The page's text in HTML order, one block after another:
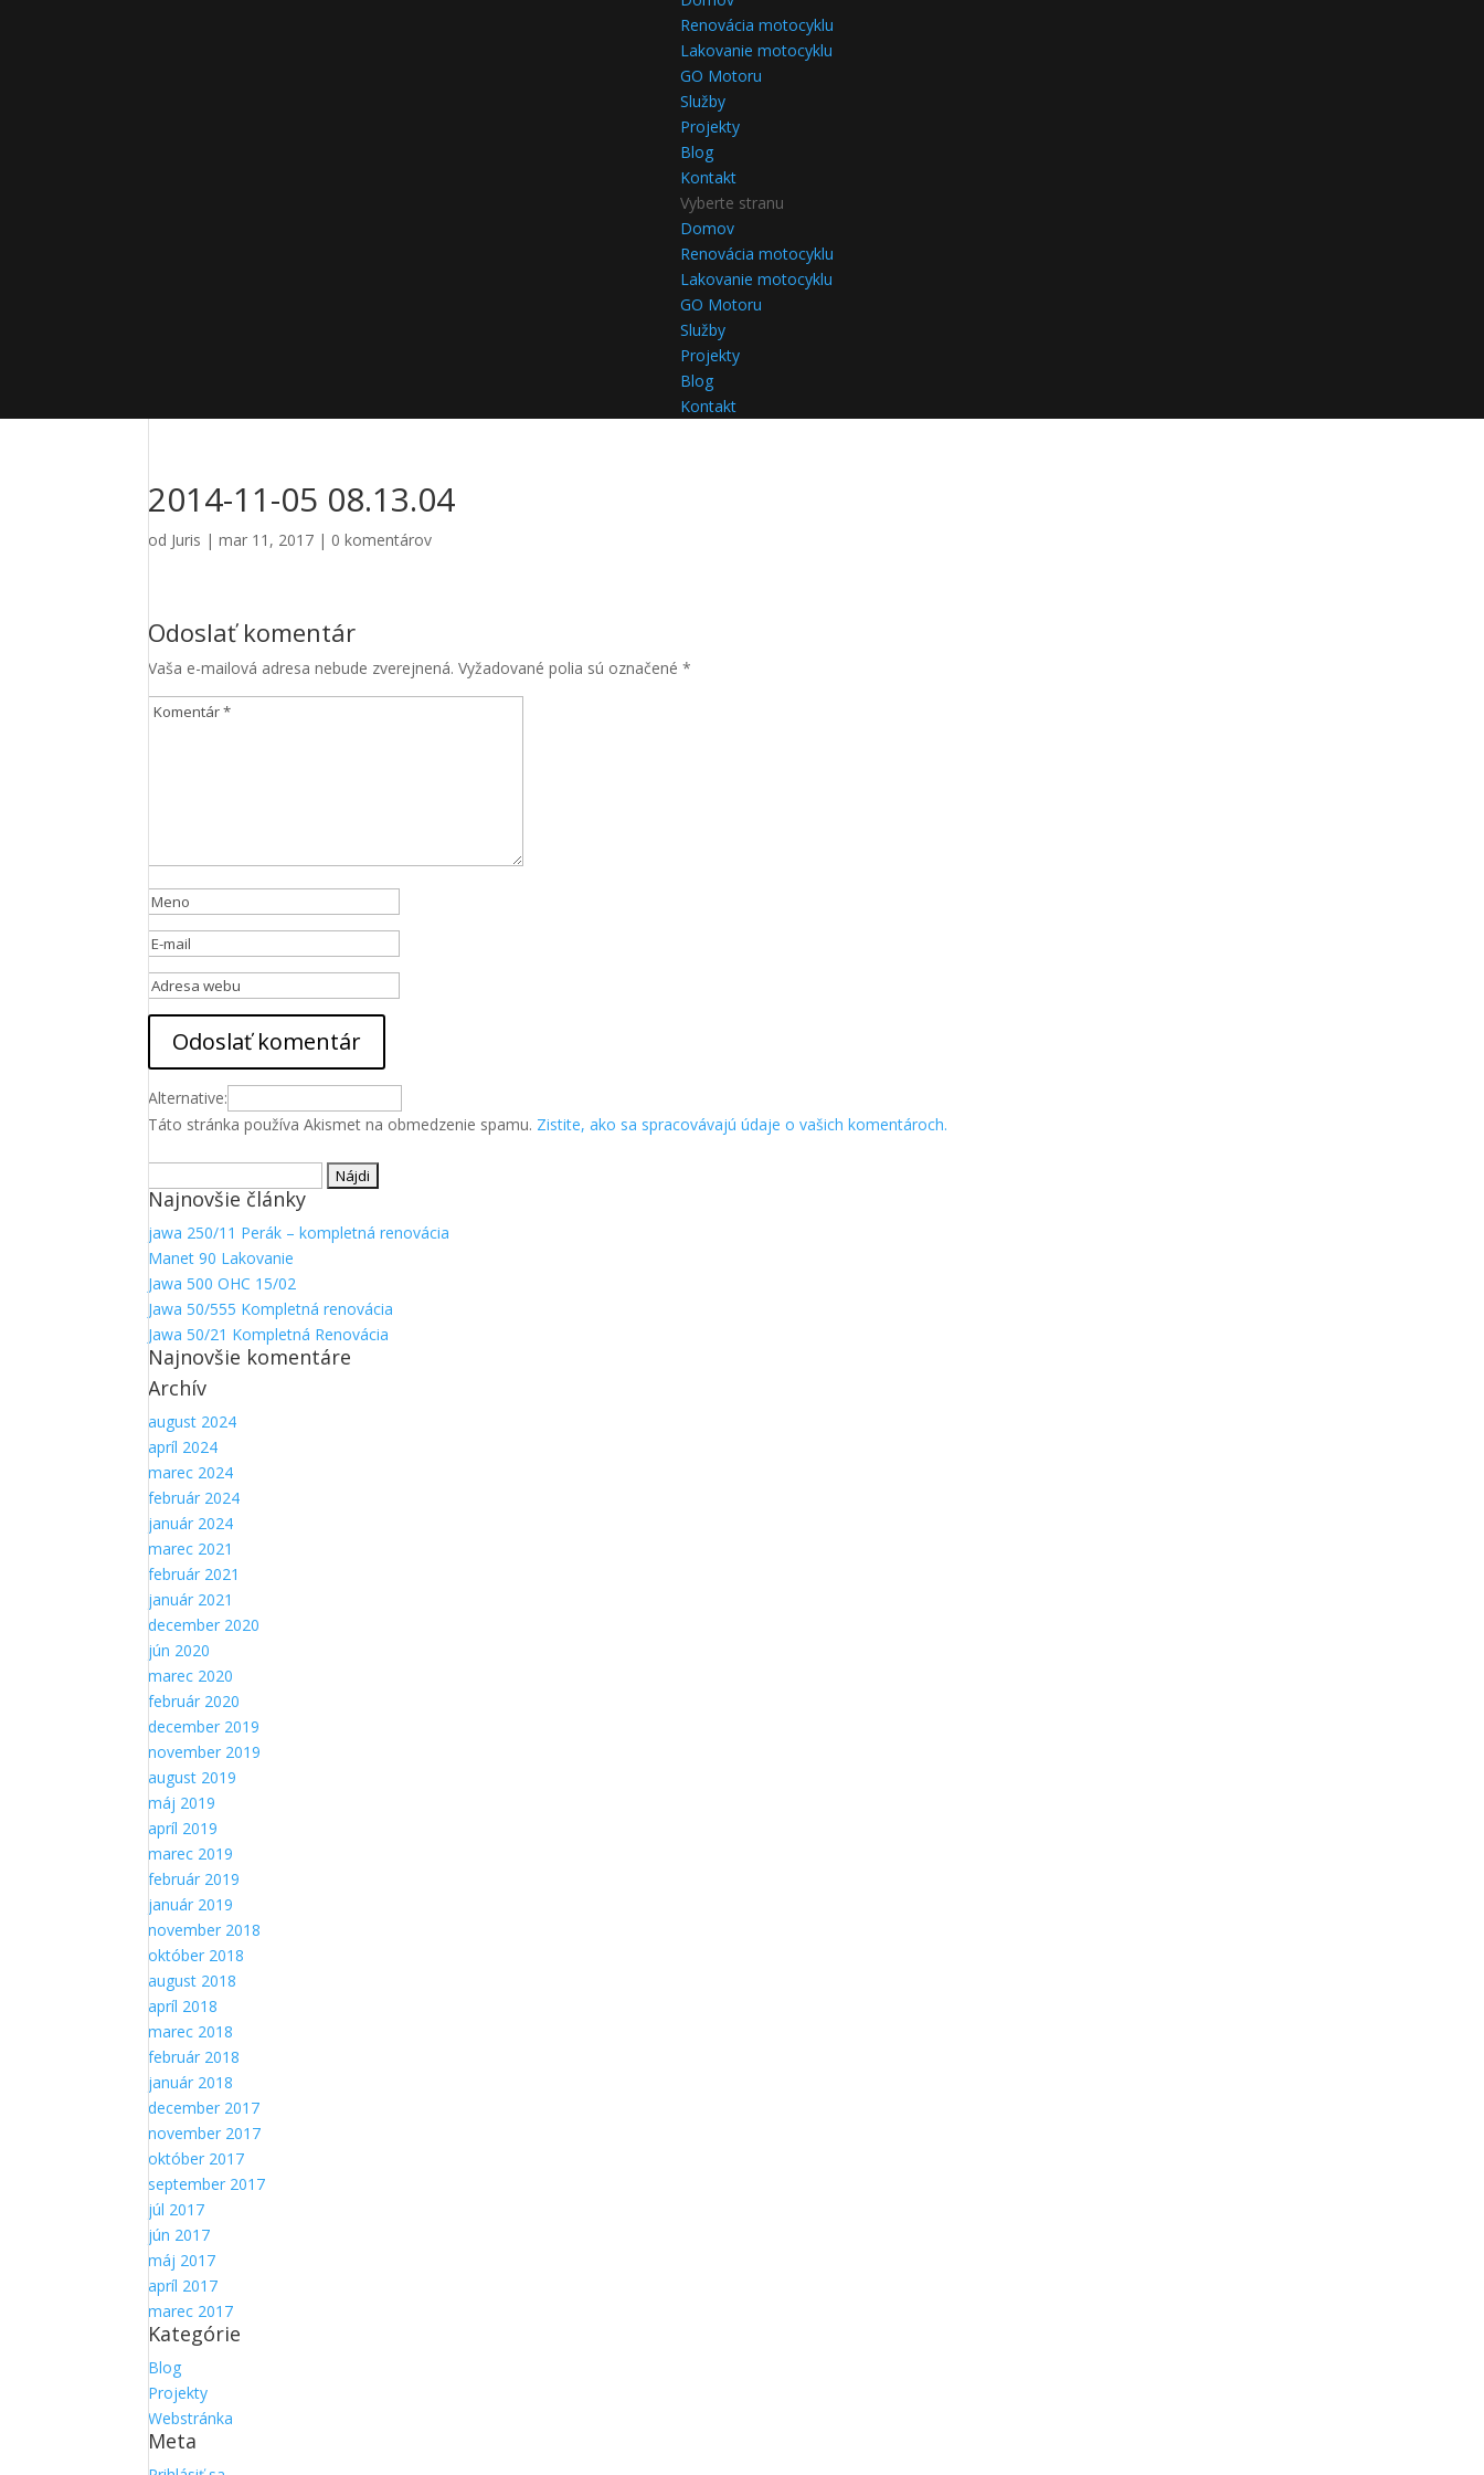
Renovácia motocyklu
Lakovanie motocyklu
GO Motoru
Služby
Projekty
Blog
Kontakt
Vyberte stranu
Domov
Renovácia motocyklu
Lakovanie motocyklu
GO Motoru
Služby
Projekty
Blog
Kontakt
2014-11-05 08.13.04
od Juris |mar 11, 2017 | 0 komentárov
Odoslať komentár
Vaša e-mailová adresa nebude zverejnená. Vyžadované polia sú označené*
Alternative:
Táto stránka používa Akismet na obmedzenie spamu. Zistite, ako sa spracovávajú údaje o vašich komentároch.
Najnovšie články
jawa 250/11 Perák – kompletná renovácia
Manet 90 Lakovanie
Jawa 500 OHC 15/02
Jawa 50/555 Kompletná renovácia
Jawa 50/21 Kompletná Renovácia
Najnovšie komentáre
Archív
august 2024
apríl 2024
marec 2024
február 2024
január 2024
marec 2021
február 2021
január 2021
december 2020
jún 2020
marec 2020
február 2020
december 2019
november 2019
august 2019
máj 2019
apríl 2019
marec 2019
február 2019
január 2019
november 2018
október 2018
august 2018
apríl 2018
marec 2018
február 2018
január 2018
december 2017
november 2017
október 2017
september 2017
júl 2017
jún 2017
máj 2017
apríl 2017
marec 2017
Kategórie
Blog
Projekty
Webstránka
Meta